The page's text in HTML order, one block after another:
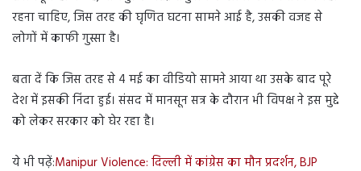
रहना चाहिए, जिस तरह की घृणित घटना सामने आई है, उसकी वजह से
लोगों में काफी गुस्सा है।
बता दें कि जिस तरह से 4 मई का वीडियो सामने आया था उसके बाद पूरे
देश में इसकी निंदा हुई। संसद में मानसून सत्र के दौरान भी विपक्ष ने इस मुद्दे
को लेकर सरकार को घेर रहा है।
ये भी पढ़ें:Manipur Violence: दिल्ली में कांग्रेस का मौन प्रदर्शन, BJP